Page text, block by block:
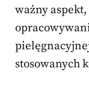
ważny
stosowanych